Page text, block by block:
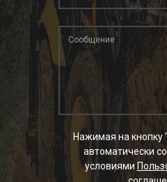
Нажимая на кнопку
автоматически
условиями